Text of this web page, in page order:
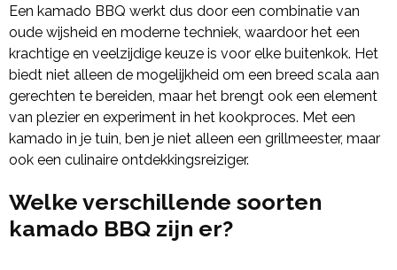
Een kamado BBQ werkt dus door een combinatie van
oude wijsheid en moderne techniek, waardoor het een
krachtige en veelzijdige keuze is voor elke buitenkok. Het
biedt niet alleen de mogelijkheid om een breed scala aan
gerechten te bereiden, maar het brengt ook een element
van plezier en experiment in het kookproces. Met een
kamado in je tuin, ben je niet alleen een grillmeester, maar
ook een culinaire ontdekkingsreiziger.
Welke verschillende soorten
kamado BBQ zijn er?